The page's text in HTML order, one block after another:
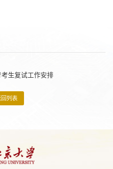
生复试工作安排
回列表